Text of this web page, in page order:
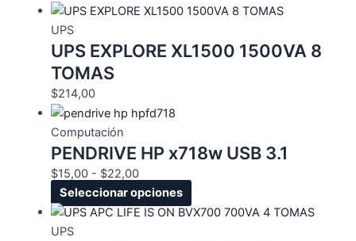
UPS
UPS EXPLORE XL1500 1500VA 8
TOMAS
$214,00
Computación
PENDRIVE HP x718w USB 3.1
$15,00 - $22,00
Seleccionar opciones
UPS